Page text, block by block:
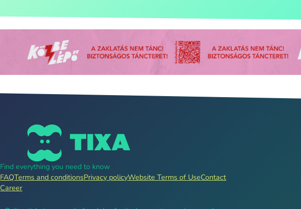
Find everything you need to know
FAQTerms and conditionsPrivacy policyWebsite Terms of UseContact
Career